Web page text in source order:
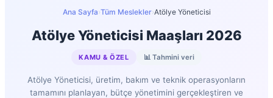
Ana Sayfa›Tüm Meslekler›Atölye Yöneticisi
Atölye Yöneticisi Maaşları 2026
KAMU & ÖZEL 📊 Tahmini veri
Atölye Yöneticisi, üretim, bakım ve teknik operasyonların
tamamını planlayan, bütçe yönetimini gerçekleştiren ve